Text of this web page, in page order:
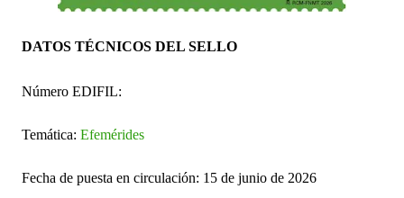
DATOS TÉCNICOS DEL SELLO
Número EDIFIL:
Temática: Efemérides
Fecha de puesta en circulación: 15 de junio de 2026